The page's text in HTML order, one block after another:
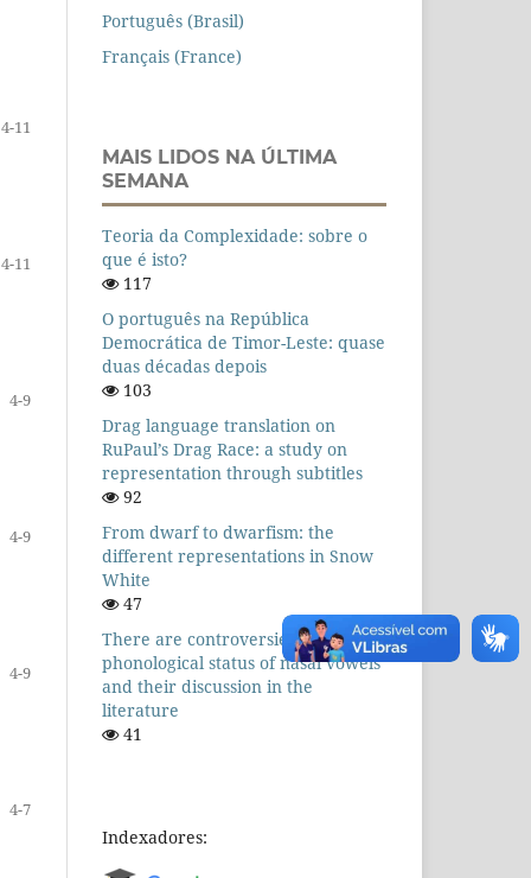
4-11
4-11
4-9
4-9
4-9
4-7
Português (Brasil)
Français (France)
MAIS LIDOS NA ÚLTIMA
SEMANA
Teoria da Complexidade: sobre o
que é isto?
117
O português na República
Democrática de Timor-Leste: quase
duas décadas depois
103
Drag language translation on
RuPaul’s Drag Race: a study on
representation through subtitles
92
From dwarf to dwarfism: the
different representations in Snow
White
47
There are controversies! The
phonological status of nasal vowels
and their discussion in the
literature
41
Indexadores: